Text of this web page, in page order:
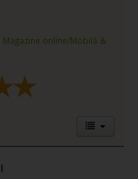
Magazine online/Mobilă &